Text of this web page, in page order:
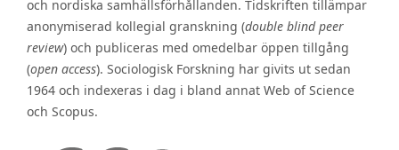
och nordiska samhällsförhållanden. Tidskriften tillämpar
anonymiserad kollegial granskning (double blind peer
review) och publiceras med omedelbar öppen tillgång
(open access). Sociologisk Forskning har givits ut sedan
1964 och indexeras i dag i bland annat Web of Science
och Scopus.